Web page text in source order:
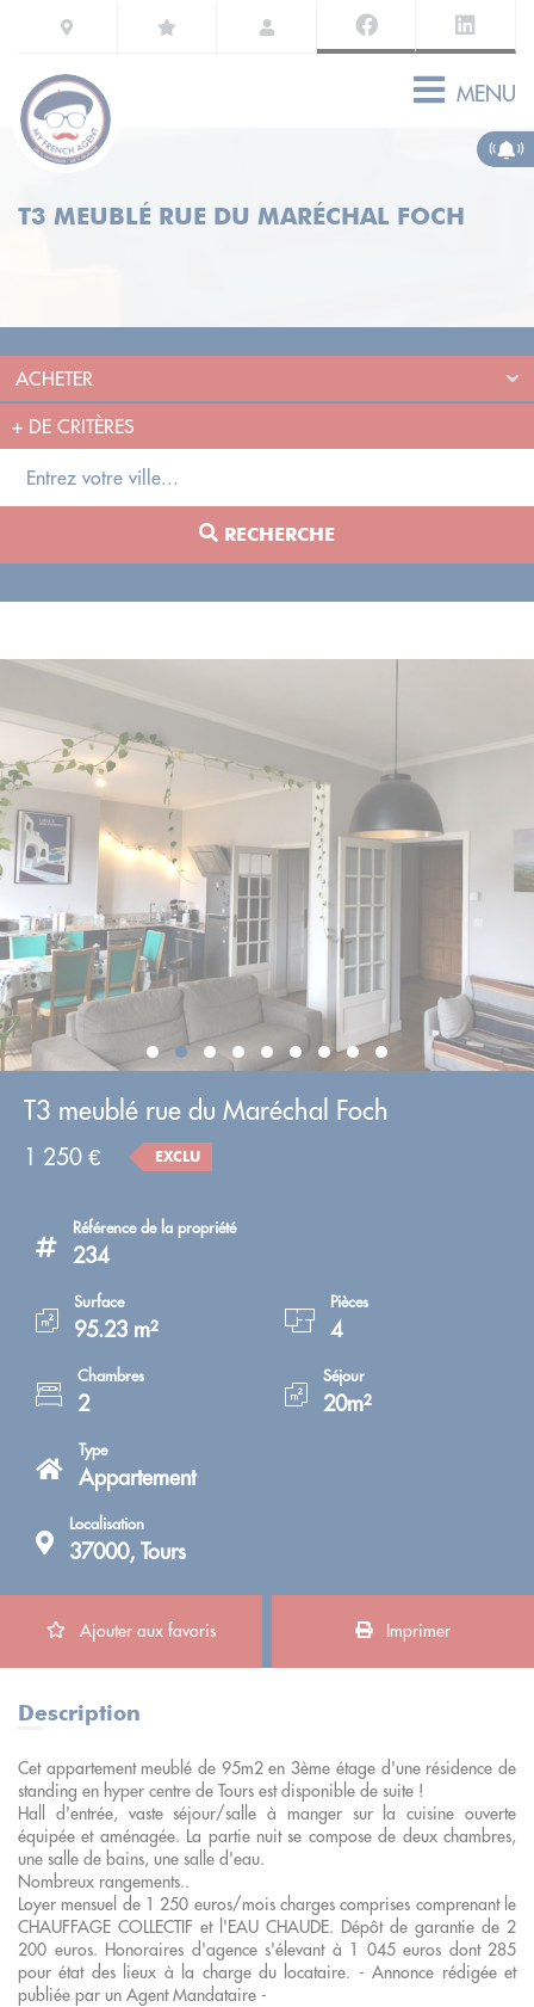
MENU
T3 MEUBLÉ RUE DU MARÉCHAL FOCH
+ DE CRITÈRES
RECHERCHE
T3 meublé rue du Maréchal Foch
1 250 € EXCLU
Référence de la propriété
234
Surface
95.23 m²
Pièces
4
Chambres
2
Séjour
20m²
Type
Appartement
Localisation
37000, Tours
Ajouter aux favoris Imprimer
Description
Cet appartement meublé de 95m2 en 3ème étage d'une résidence de
standing en hyper centre de Tours est disponible de suite !
Hall d'entrée, vaste séjour/salle à manger sur la cuisine ouverte
équipée et aménagée. La partie nuit se compose de deux chambres,
une salle de bains, une salle d'eau.
Nombreux rangements..
Loyer mensuel de 1 250 euros/mois charges comprises comprenant le
CHAUFFAGE COLLECTIF et l'EAU CHAUDE. Dépôt de garantie de 2
200 euros. Honoraires d'agence s'élevant à 1 045 euros dont 285
pour état des lieux à la charge du locataire. - Annonce rédigée et
publiée par un Agent Mandataire -